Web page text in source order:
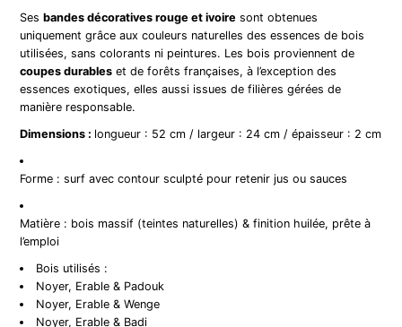
Sesbandes décoratives rouge et ivoire sont obtenues
uniquement grâce aux couleurs naturelles des essences de bois
utilisées, sans colorants ni peintures. Les bois proviennent de
coupes durables et de forêts françaises, à l’exception des
essences exotiques, elles aussi issues de filières gérées de
manière responsable.
Dimensions : longueur : 52 cm / largeur : 24 cm / épaisseur : 2 cm
Forme : surf avec contour sculpté pour retenir jus ou sauces
Matière : bois massif (teintes naturelles) & finition huilée, prête à
l’emploi
Bois utilisés :
Noyer, Erable & Padouk
Noyer, Erable & Wenge
Noyer, Erable & Badi